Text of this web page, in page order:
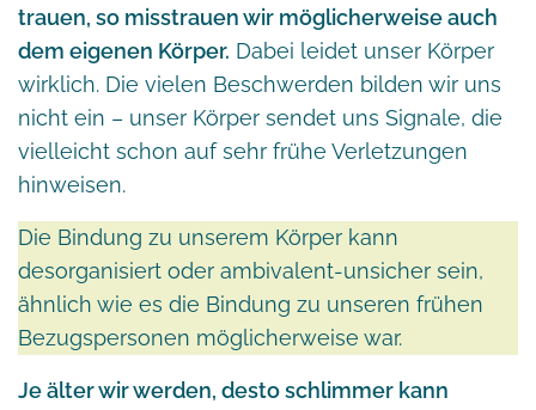
trauen, so misstrauen wir möglicherweise auch
dem eigenen Körper. Dabei leidet unser Körper
wirklich. Die vielen Beschwerden bilden wir uns
nicht ein – unser Körper sendet uns Signale, die
vielleicht schon auf sehr frühe Verletzungen
hinweisen.
Die Bindung zu unserem Körper kann
desorganisiert oder ambivalent-unsicher sein,
ähnlich wie es die Bindung zu unseren frühen
Bezugspersonen möglicherweise war.
Je älter wir werden, desto schlimmer kann